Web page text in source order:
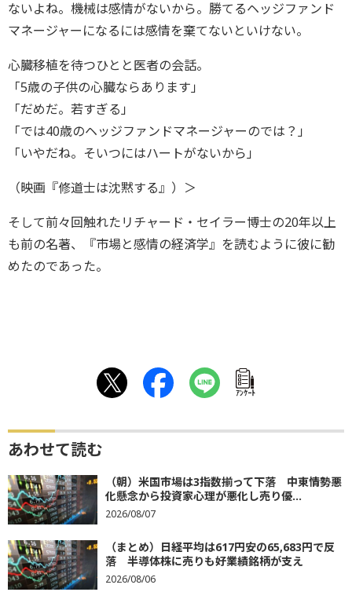
ないよね。機械は感情がないから。勝てるヘッジファンド
マネージャーになるには感情を棄てないといけない。
心臓移植を待つひとと医者の会話。
「5歳の子供の心臓ならあります」
「だめだ。若すぎる」
「では40歳のヘッジファンドマネージャーのでは？」
「いやだね。そいつにはハートがないから」
（映画『修道士は沈黙する』）＞
そして前々回触れたリチャード・セイラー博士の20年以上
も前の名著、『市場と感情の経済学』を読むように彼に勧
めたのであった。
ｱﾝｹｰﾄ
あわせて読む
（朝）米国市場は3指数揃って下落 中東情勢悪
化懸念から投資家心理が悪化し売り優...
2026/08/07
（まとめ）日経平均は617円安の65,683円で反
落 半導体株に売りも好業績銘柄が支え
2026/08/06